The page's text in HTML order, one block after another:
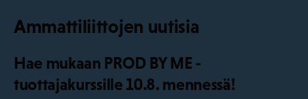
Ammattiliittojen uutisia
Hae mukaan PROD BY ME -
tuottajakurssille 10.8. mennessä!